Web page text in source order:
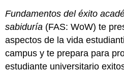
Fundamentos del éxito
sabiduría (FAS: WoW) te
aspectos de la vida
campus y te prepara para
estudiante universitario